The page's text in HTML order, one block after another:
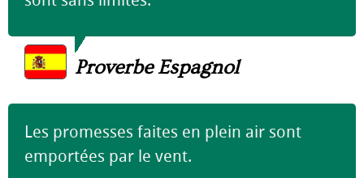
Proverbe Espagnol
Les promesses faites en plein air sont
emportées par le vent.